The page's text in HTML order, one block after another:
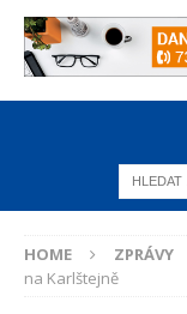
HOME ZPRÁVY
na Karlštejně